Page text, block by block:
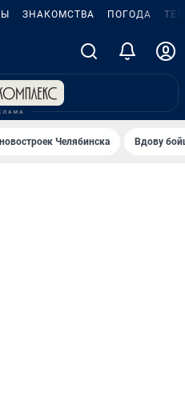
ЗНАКОМСТВА ПОГОДА
Челябинска Вдову